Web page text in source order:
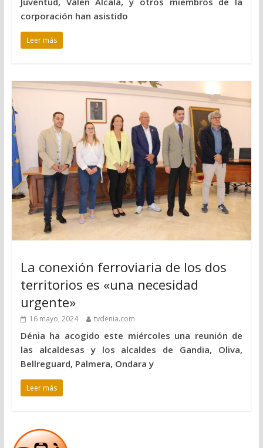
corporación han asistido
Leer más
La conexión ferroviaria de los dos
territorios es «una necesidad
urgente»
16 mayo, 2024 tvdenia.com
Dénia ha acogido este miércoles una reunión de
las alcaldesas y los alcaldes de Gandia, Oliva,
Bellreguard, Palmera, Ondara y
Leer más